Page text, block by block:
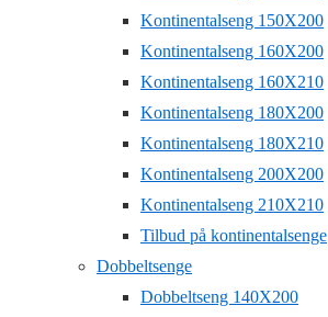
Kontinentalseng 150X200
Kontinentalseng 160X200
Kontinentalseng 160X210
Kontinentalseng 180X200
Kontinentalseng 180X210
Kontinentalseng 200X200
Kontinentalseng 210X210
Tilbud på kontinentalsenge
Dobbeltsenge
Dobbeltseng 140X200